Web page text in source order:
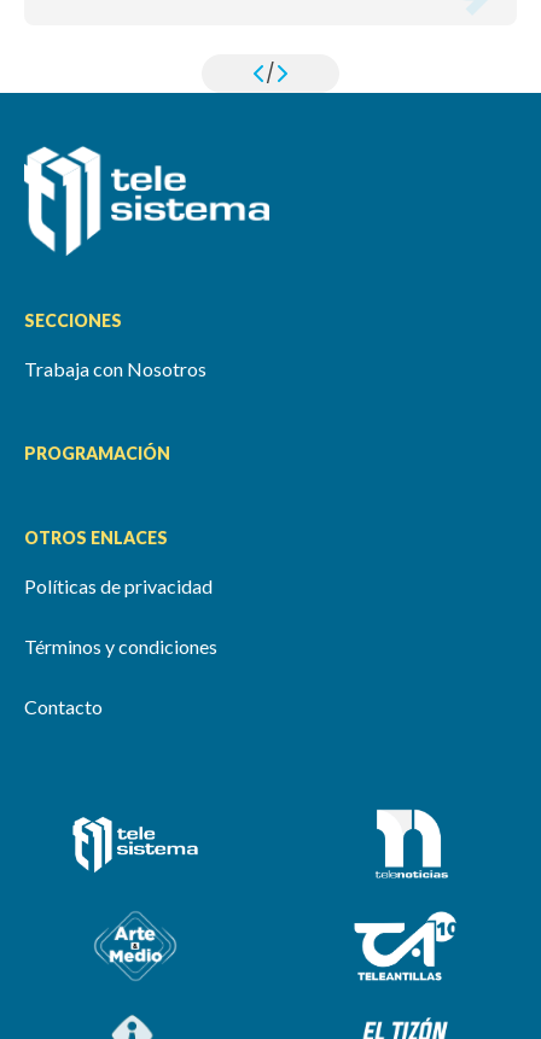
/
SECCIONES
Trabaja con Nosotros
PROGRAMACIÓN
OTROS ENLACES
Políticas de privacidad
Términos y condiciones
Contacto